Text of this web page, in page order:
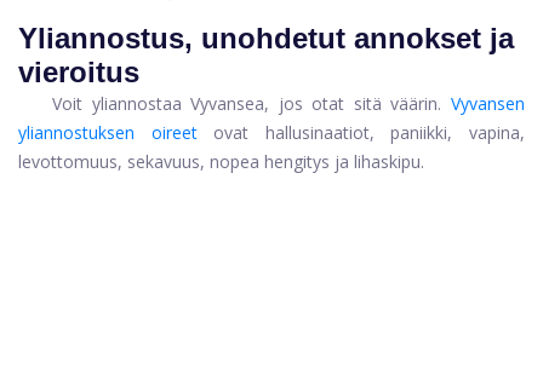
Yliannostus, unohdetut annokset ja
vieroitus
Voit yliannostaa Vyvansea, jos otat sitä väärin. Vyvansen
yliannostuksen oireet
ovat hallusinaatiot, paniikki, vapina,
levottomuus, sekavuus, nopea hengitys ja lihaskipu.